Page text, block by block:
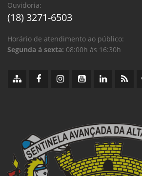
Ouvidoria:
(18) 3271-6503
Horário de atendimento ao público:
Segunda à sexta: 08:00h às 16:30h